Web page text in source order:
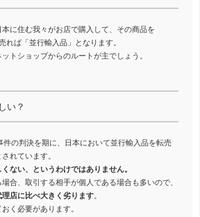
に住む我々がお店で購入して、その商品を
れば「並行輸入品」となります。
トショップからのルートが主でしょう。
い？
件の判決を期に、日本において並行輸入品を転売
れています。
ない、というわけではありません。
場合、取引する相手が個人である場合も多いので、
店に比べ大きく劣ります
く必要があります。